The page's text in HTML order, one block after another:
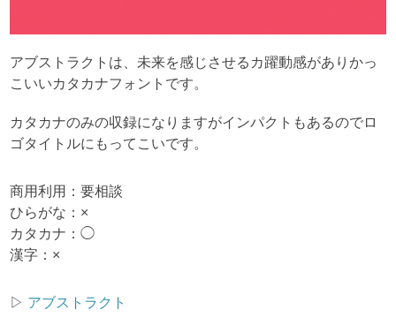
アブストラクトは、未来を感じさせるカ躍動感がありかっ
こいいカタカナフォントです。
カタカナのみの収録になりますがインパクトもあるのでロ
ゴタイトルにもってこいです。
商用利用：要相談
ひらがな：×
カタカナ：◯
漢字：×
▷ アブストラクト